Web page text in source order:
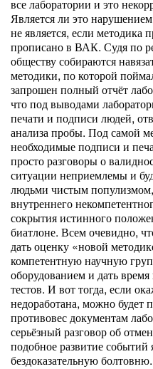
все лаборатории и это
Является ли это
не является, если методика
прописано в ВАК. Судя по
обществу собираются
методики, по которой
запрошен полный отчёт
что под выводами
печати и подписи людей,
анализа пробы. Под самой
необходимые подписи и
просто разговоры о
ситуации неприемлемы и
людьми чистым
внутреннего
сокрытия истинного
биатлоне. Всем очевидно,
дать оценку «новой
компетентную научную
оборудованием и дать
тестов. И вот тогда, если
недоработана, можно будет
противовес документам
серьёзный разговор об
подобное развитие
бездоказательную болтовню.